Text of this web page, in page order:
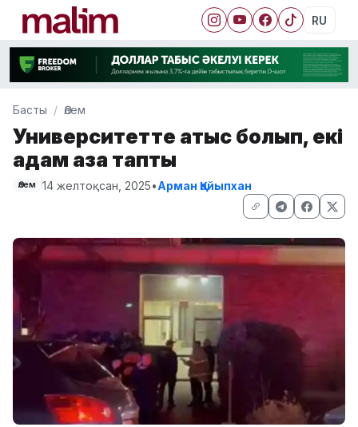
RU
Басты Әлем
Университетте атыс болып, екі
адам қаза тапты
Әлем 14 желтоқсан, 2025•Арман Қайыпхан